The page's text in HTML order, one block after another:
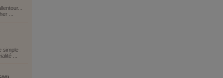
...
simple
...